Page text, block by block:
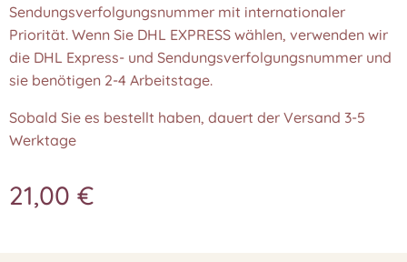
Sendungsverfolgungsnummer mit internationaler
Priorität. Wenn Sie DHL EXPRESS wählen, verwenden wir
die DHL Express- und Sendungsverfolgungsnummer und
sie benötigen 2-4 Arbeitstage.
Sobald Sie es bestellt haben, dauert der Versand 3-5
Werktage
21,00 €